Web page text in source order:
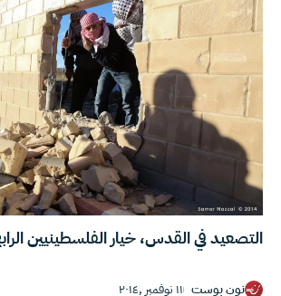
التصعيد في القدس، خيار الفلسطينيين
نون بوست ١١ نوفمبر ,٢٠١٤